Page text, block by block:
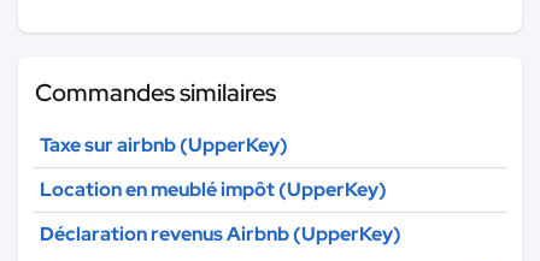
Commandes similaires
Taxe sur airbnb (UpperKey)
Location en meublé impôt (UpperKey)
Déclaration revenus Airbnb (UpperKey)